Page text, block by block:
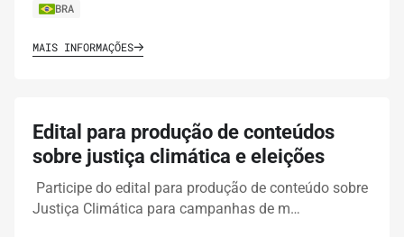
BRA
MAIS INFORMAÇÕES
Edital para produção de conteúdos
sobre justiça climática e eleições
Participe do edital para produção de conteúdo sobre
Justiça Climática para campanhas de m…